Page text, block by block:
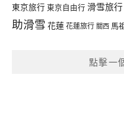
東京旅行 東京自由行 滑雪旅行
助滑雪 花蓮花蓮旅行 關西 馬
點擊一